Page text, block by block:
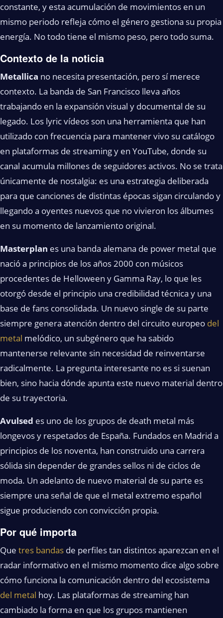
constante, y esta acumulación de movimientos en un
mismo periodo refleja cómo el género gestiona su propia
energía. No todo tiene el mismo peso, pero todo suma.
Contexto de la noticia
Metallica no necesita presentación, pero sí merece
contexto. La banda de San Francisco lleva años
trabajando en la expansión visual y documental de su
legado. Los lyric vídeos son una herramienta que han
utilizado con frecuencia para mantener vivo su catálogo
en plataformas de streaming y en YouTube, donde su
canal acumula millones de seguidores activos. No se trata
únicamente de nostalgia: es una estrategia deliberada
para que canciones de distintas épocas sigan circulando y
llegando a oyentes nuevos que no vivieron los álbumes
en su momento de lanzamiento original.
Masterplan es una banda alemana de power metal que
nació a principios de los años 2000 con músicos
procedentes de Helloween y Gamma Ray, lo que les
otorgó desde el principio una credibilidad técnica y una
base de fans consolidada. Un nuevo single de su parte
siempre genera atención dentro del circuito europeo del
metal melódico, un subgénero que ha sabido
mantenerse relevante sin necesidad de reinventarse
radicalmente. La pregunta interesante no es si suenan
bien, sino hacia dónde apunta este nuevo material dentro
de su trayectoria.
Avulsed es uno de los grupos de death metal más
longevos y respetados de España. Fundados en Madrid a
principios de los noventa, han construido una carrera
sólida sin depender de grandes sellos ni de ciclos de
moda. Un adelanto de nuevo material de su parte es
siempre una señal de que el metal extremo español
sigue produciendo con convicción propia.
Por qué importa
Que tres bandas de perfiles tan distintos aparezcan en el
radar informativo en el mismo momento dice algo sobre
cómo funciona la comunicación dentro del ecosistema
del metal hoy. Las plataformas de streaming han
cambiado la forma en que los grupos mantienen